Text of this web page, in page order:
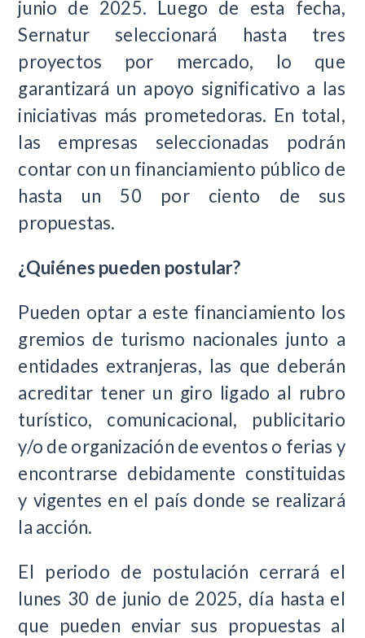
junio de 2025. Luego de esta fecha,
Sernatur seleccionará hasta tres
proyectos por mercado, lo que
garantizará un apoyo significativo a las
iniciativas más prometedoras. En total,
las empresas seleccionadas podrán
contar con un financiamiento público de
hasta un 50 por ciento de sus
propuestas.
¿Quiénes pueden postular?
Pueden optar a este financiamiento los
gremios de turismo nacionales junto a
entidades extranjeras, las que deberán
acreditar tener un giro ligado al rubro
turístico, comunicacional, publicitario
y/o de organización de eventos o ferias y
encontrarse debidamente constituidas
y vigentes en el país donde se realizará
la acción.
El periodo de postulación cerrará el
lunes 30 de junio de 2025, día hasta el
que pueden enviar sus propuestas al